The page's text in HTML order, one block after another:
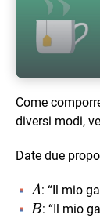
Come
diversi modi,
Date due
A
A: “Il mio
B
B: “Il mio